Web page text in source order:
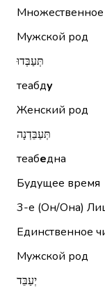
Множественное
Мужской род
תְּעַבְּדוּ
теабду
Женский род
תְּעַבֵּדְנָה
теабедна
Будущее время
3-е (Он/Она)
Единственное
Мужской род
יְעַבֵּד